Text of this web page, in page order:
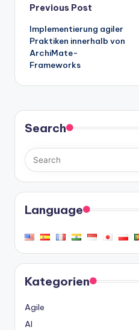
Post
navigation
Previous Post
Implementierung agiler
Praktiken innerhalb von
ArchiMate-
Frameworks
Search
Language
Kategorien
Agile
AI